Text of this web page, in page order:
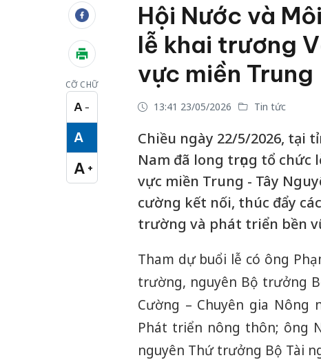
CỠ CHỮ
A −
Cỡ chữ nhỏ
A
Cỡ chữ vừa
A +
Cỡ chữ lớn
Hội Nước và
lễ khai trương
vực miền
13:41 23/05/2026 Tin tức
Chiều ngày 22/5/2026, tại
Nam đã long trọng tổ
vực miền Trung - Tây
cường kết nối, thúc đẩy
trường và phát triển bền
Tham dự buổi lễ có ông
trường, nguyên Bộ trưởng
Cường – Chuyên gia Nông
Phát triển nông thôn; ông
nguyên Thứ trưởng Bộ Tài